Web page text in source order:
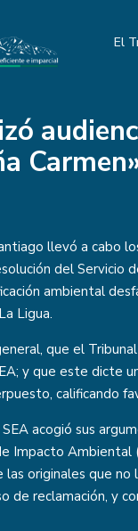
El
llevó a cabo
del Servicio
ambiental
Ligua.
que el
y que este dicte
calificando
acogió sus
Impacto
originales que
de reclamación, y